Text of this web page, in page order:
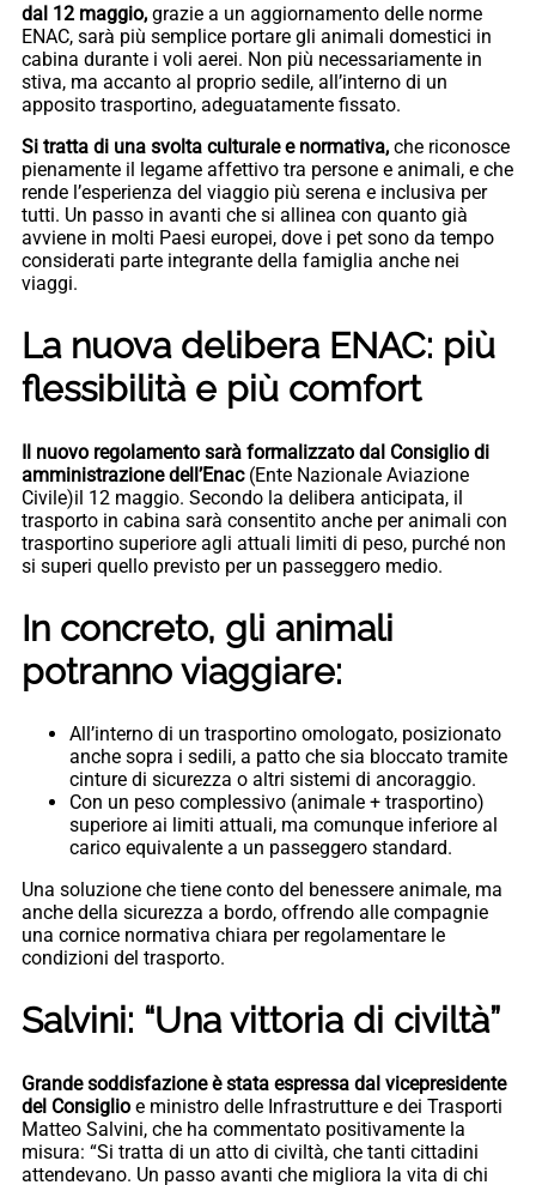
dal 12 maggio, grazie a un aggiornamento delle norme
ENAC, sarà più semplice portare gli animali domestici in
cabina durante i voli aerei. Non più necessariamente in
stiva, ma accanto al proprio sedile, all’interno di un
apposito trasportino, adeguatamente fissato.
Si tratta di una svolta culturale e normativa, che riconosce
pienamente il legame affettivo tra persone e animali, e che
rende l’esperienza del viaggio più serena e inclusiva per
tutti. Un passo in avanti che si allinea con quanto già
avviene in molti Paesi europei, dove i pet sono da tempo
considerati parte integrante della famiglia anche nei
viaggi.
La nuova delibera ENAC: più
flessibilità e più comfort
Il nuovo regolamento sarà formalizzato dal Consiglio di
amministrazione dell’Enac(Ente Nazionale Aviazione
Civile)il 12 maggio. Secondo la delibera anticipata, il
trasporto in cabina sarà consentito anche per animali con
trasportino superiore agli attuali limiti di peso, purché non
si superi quello previsto per un passeggero medio.
In concreto, gli animali
potranno viaggiare:
All’interno di un trasportino omologato, posizionato
anche sopra i sedili, a patto che sia bloccato tramite
cinture di sicurezza o altri sistemi di ancoraggio.
Con un peso complessivo (animale + trasportino)
superiore ai limiti attuali, ma comunque inferiore al
carico equivalente a un passeggero standard.
Una soluzione che tiene conto del benessere animale, ma
anche della sicurezza a bordo, offrendo alle compagnie
una cornice normativa chiara per regolamentare le
condizioni del trasporto.
Salvini: “Una vittoria di civiltà”
Grande soddisfazione è stata espressa dal vicepresidente
del Consiglio e ministro delle Infrastrutture e dei Trasporti
Matteo Salvini, che ha commentato positivamente la
misura: “Si tratta di un atto di civiltà, che tanti cittadini
attendevano. Un passo avanti che migliora la vita di chi